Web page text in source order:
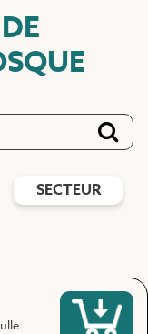
SECTEUR